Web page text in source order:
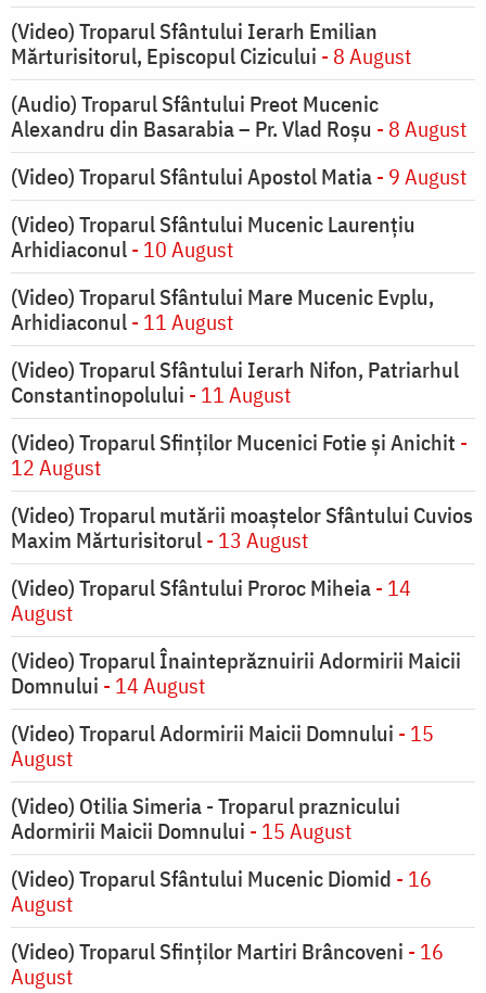
(Video) Troparul Sfântului Ierarh Emilian
Mărturisitorul, Episcopul Cizicului - 8 August
(Audio) Troparul Sfântului Preot Mucenic
Alexandru din Basarabia – Pr. Vlad Roșu - 8 August
(Video) Troparul Sfântului Apostol Matia- 9 August
(Video) Troparul Sfântului Mucenic Laurențiu
Arhidiaconul- 10 August
(Video) Troparul Sfântului Mare Mucenic Evplu,
Arhidiaconul- 11 August
(Video) Troparul Sfântului Ierarh Nifon, Patriarhul
Constantinopolului - 11 August
(Video) Troparul Sfinților Mucenici Fotie și Anichit -
12 August
(Video) Troparul mutării moaștelor Sfântului Cuvios
Maxim Mărturisitorul- 13 August
(Video) Troparul Sfântului Proroc Miheia- 14
August
(Video) Troparul Înainteprăznuirii Adormirii Maicii
Domnului - 14 August
(Video) Troparul Adormirii Maicii Domnului - 15
August
(Video) Otilia Simeria - Troparul praznicului
Adormirii Maicii Domnului - 15 August
(Video) Troparul Sfântului Mucenic Diomid - 16
August
(Video) Troparul Sfinților Martiri Brâncoveni - 16
August